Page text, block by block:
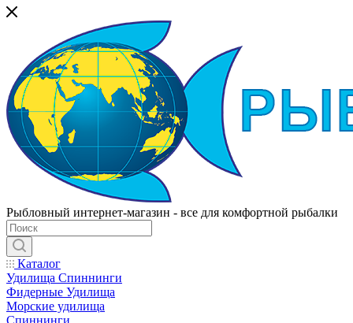
Рыбловный интернет-магазин - все для комфортной рыбалки
Каталог
Удилища Спиннинги
Фидерные Удилища
Морские удилища
Спиннинги